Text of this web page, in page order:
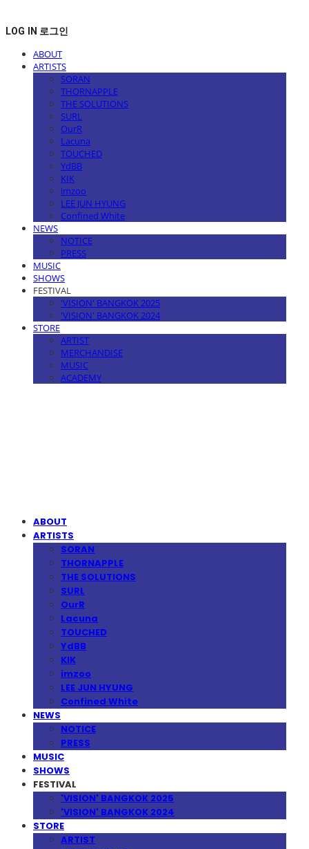
LOG IN 로그인
ABOUT
ARTISTS
SORAN
THORNAPPLE
THE SOLUTIONS
SURL
OurR
Lacuna
TOUCHED
YdBB
KIK
imzoo
LEE JUN HYUNG
Confined White
NEWS
NOTICE
PRESS
MUSIC
SHOWS
FESTIVAL
'VISION' BANGKOK 2025
'VISION' BANGKOK 2024
STORE
ARTIST
MERCHANDISE
MUSIC
ACADEMY
ABOUT
ARTISTS
SORAN
THORNAPPLE
THE SOLUTIONS
SURL
OurR
Lacuna
TOUCHED
YdBB
KIK
imzoo
LEE JUN HYUNG
Confined White
NEWS
NOTICE
PRESS
MUSIC
SHOWS
FESTIVAL
'VISION' BANGKOK 2025
'VISION' BANGKOK 2024
STORE
ARTIST